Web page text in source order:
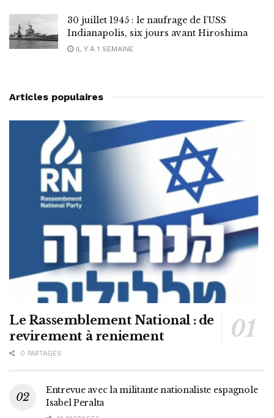
30 juillet 1945 : le naufrage de l’USS
Indianapolis, six jours avant Hiroshima
IL Y A 1 SEMAINE
Articles populaires
Le Rassemblement National : de
revirement à reniement
0 PARTAGES
Entrevue avec la militante nationaliste espagnole
Isabel Peralta